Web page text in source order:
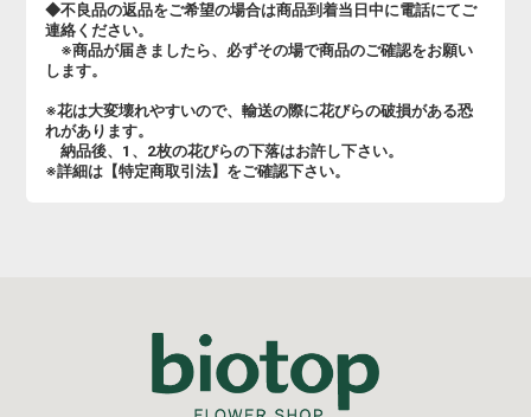
◆不良品の返品をご希望の場合は商品到着当日中に電話にてご
連絡ください。
※商品が届きましたら、必ずその場で商品のご確認をお願い
します。
※花は大変壊れやすいので、輸送の際に花びらの破損がある恐
れがあります。
納品後、1、2枚の花びらの下落はお許し下さい。
※詳細は【特定商取引法】をご確認下さい。